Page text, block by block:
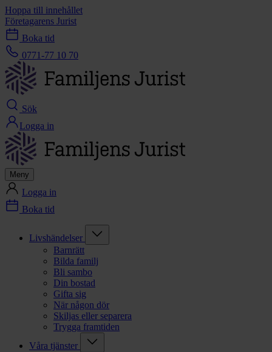
Hoppa till innehållet
Företagarens Jurist
Boka tid
0771-77 10 70
Sök
Logga in
Meny
Logga in
Boka tid
Livshändelser
Barnrätt
Bilda familj
Bli sambo
Din bostad
Gifta sig
När någon dör
Skiljas eller separera
Trygga framtiden
Våra tjänster